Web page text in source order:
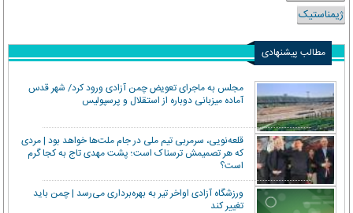
ژیمناستیک
مطالب پیشنهادی
مجلس به ماجرای تعویض چمن آزادی ورود کرد/ شهر قدس
آماده میزبانی دوباره از استقلال و پرسپولیس
قلعه‌نویی، سرمربی تیم ملی در جام ملت‌ها خواهد بود | مردی
که هر تصمیمش ترسناک است؛ پشت مهدی تاج به کجا گرم
است؟
ورزشگاه آزادی اواخر تیر به بهره‌برداری می‌رسد | چمن باید
تغییر کند